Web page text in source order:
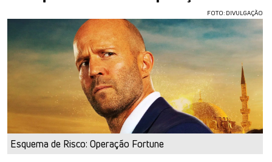
FOTO: DIVULGAÇÃO
Esquema de Risco: Operação Fortune